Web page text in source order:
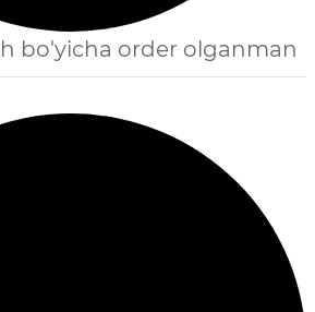
bo'yicha order olganman